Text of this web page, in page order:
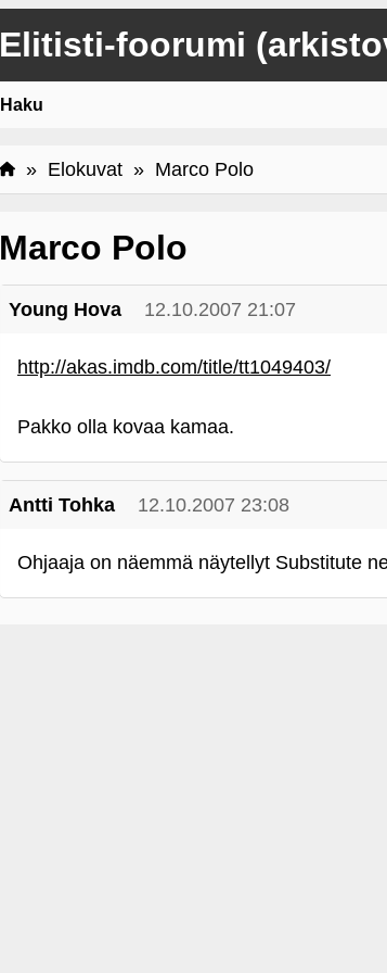
Elitisti-foorumi
Haku
» Elokuvat » Marco Polo
Marco Polo
Young Hova 12.10.2007 21:07
http://akas.imdb.com/title/tt1049403/
Pakko olla kovaa kamaa.
Antti Tohka 12.10.2007 23:08
Ohjaaja on näemmä näytellyt Substitute